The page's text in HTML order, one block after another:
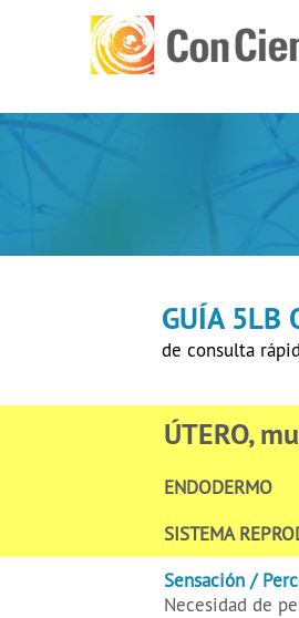
GUÍA 5LB
de consulta
ÚTERO,
ENDODERMO
SISTEMA
Sensación /
Necesidad de